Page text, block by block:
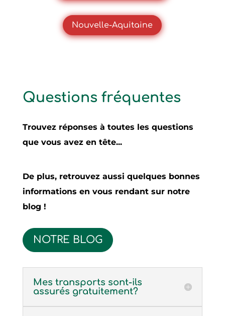
Nouvelle-Aquitaine
Questions fréquentes
Trouvez réponses à toutes les questions
que vous avez en tête...
De plus, retrouvez aussi quelques bonnes
informations en vous rendant sur notre
blog !
NOTRE BLOG
Mes transports sont-ils
assurés gratuitement?